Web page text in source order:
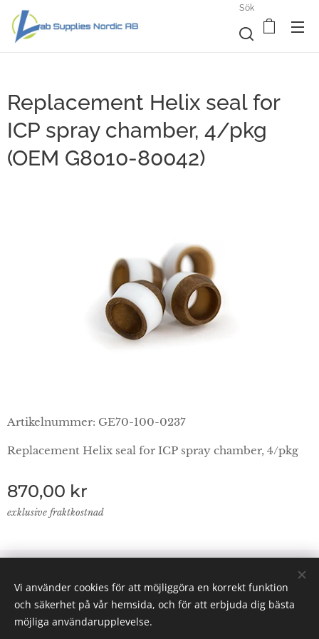
Sök
Replacement Helix seal for
ICP spray chamber, 4/pkg
(OEM G8010-80042)
Artikelnummer: GE70-100-0237
Replacement Helix seal for ICP spray chamber, 4/pkg
870,00 kr
exklusive fraktkostnad
© 2024 Lab Supplies Nordic AB, VATnr SE559250124001,
PO BOX 2013, 800 02 Gävle
Email: info(@)labsuppliesnordic.se
Cookies
Vi använder cookies för att möjliggöra en korrekt funktion
och säkerhet på vår hemsida, och för att erbjuda dig bästa
möjliga användarupplevelse.